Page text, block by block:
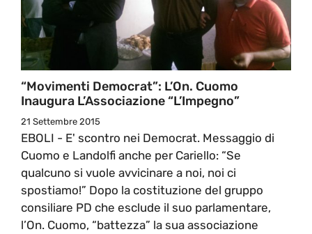
“Movimenti Democrat”: L’On. Cuomo
Inaugura L’Associazione “L’Impegno”
21 Settembre 2015
EBOLI - E' scontro nei Democrat. Messaggio di
Cuomo e Landolfi anche per Cariello: “Se
qualcuno si vuole avvicinare a noi, noi ci
spostiamo!” Dopo la costituzione del gruppo
consiliare PD che esclude il suo parlamentare,
l’On. Cuomo, “battezza” la sua associazione